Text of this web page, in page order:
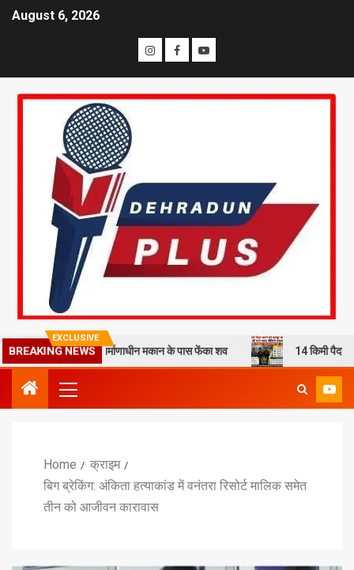
August 6, 2026
EXCLUSIVE
BREAKING NEWS
से हत्या कर निर्माणाधीन मकान के पास फेंका शव 14 किमी पैदल चलने को
Home
क्राइम
बिग ब्रेकिंग: अंकिता हत्याकांड में वनंतरा रिसोर्ट मालिक समेत
तीन को आजीवन कारावास